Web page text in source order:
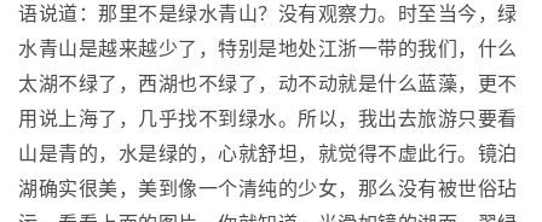
语说道：那里不是绿水青山？没有观察力。时至当今，绿
水青山是越来越少了，特别是地处江浙一带的我们，什么
太湖不绿了，西湖也不绿了，动不动就是什么蓝藻，更不
用说上海了，几乎找不到绿水。所以，我出去旅游只要看
山是青的，水是绿的，心就舒坦，就觉得不虚此行。镜泊
湖确实很美，美到像一个清纯的少女，那么没有被世俗玷